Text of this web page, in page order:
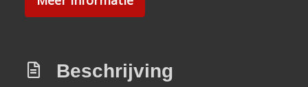
Beschrijving